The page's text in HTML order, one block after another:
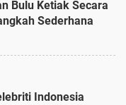
Bulu Ketiak Secara
Sederhana
Indonesia